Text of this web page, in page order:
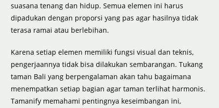
suasana tenang dan hidup. Semua elemen ini harus
dipadukan dengan proporsi yang pas agar hasilnya tidak
terasa ramai atau berlebihan.
Karena setiap elemen memiliki fungsi visual dan teknis,
pengerjaannya tidak bisa dilakukan sembarangan. Tukang
taman Bali yang berpengalaman akan tahu bagaimana
menempatkan setiap bagian agar taman terlihat harmonis.
Tamanify memahami pentingnya keseimbangan ini,